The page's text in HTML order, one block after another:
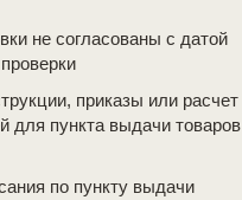
не согласованы с датой
приказы или расчет
для пункта выдачи товаров
по пункту выдачи